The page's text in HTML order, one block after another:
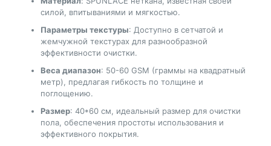
силой, впитываниями и мягкостью.
Параметры текстуры: Доступно в сетчатой ​​и
жемчужной текстурах для разнообразной
эффективности очистки.
Веса диапазон: 50-60 GSM (граммы на квадратный
метр), предлагая гибкость по толщине и
поглощению.
Размер: 40*60 см, идеальный размер для очистки
пола, обеспечения простоты использования и
эффективного покрытия.